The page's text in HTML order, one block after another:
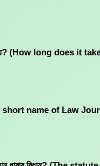
করতে হয়? (How long
is the short name of